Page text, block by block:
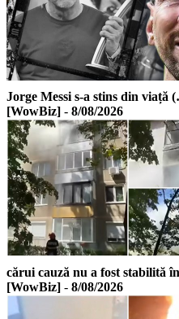
Jorge Messi s-a stins din viață
[WowBiz] - 8/08/2026
cărui cauză nu a fost stabilită
[WowBiz] - 8/08/2026